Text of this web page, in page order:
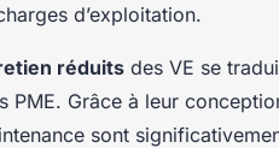
d’exploitation.
réduits des VE se
PME. Grâce à leur
sont